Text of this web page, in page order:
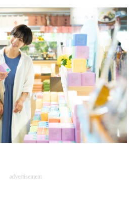
advertisement